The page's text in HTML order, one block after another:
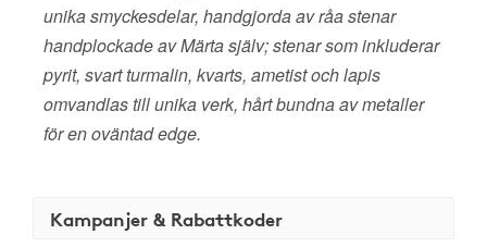
unika smyckesdelar, handgjorda av råa stenar
handplockade av Märta själv; stenar som inkluderar
pyrit, svart turmalin, kvarts, ametist och lapis
omvandlas till unika verk, hårt bundna av metaller
för en oväntad edge.
Kampanjer & Rabattkoder